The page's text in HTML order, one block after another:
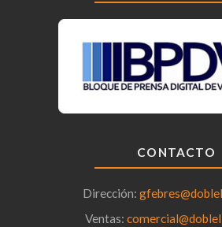
CONTACTO
Dirección:
Ventas: